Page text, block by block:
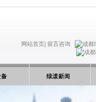
网站首页| 留言咨询